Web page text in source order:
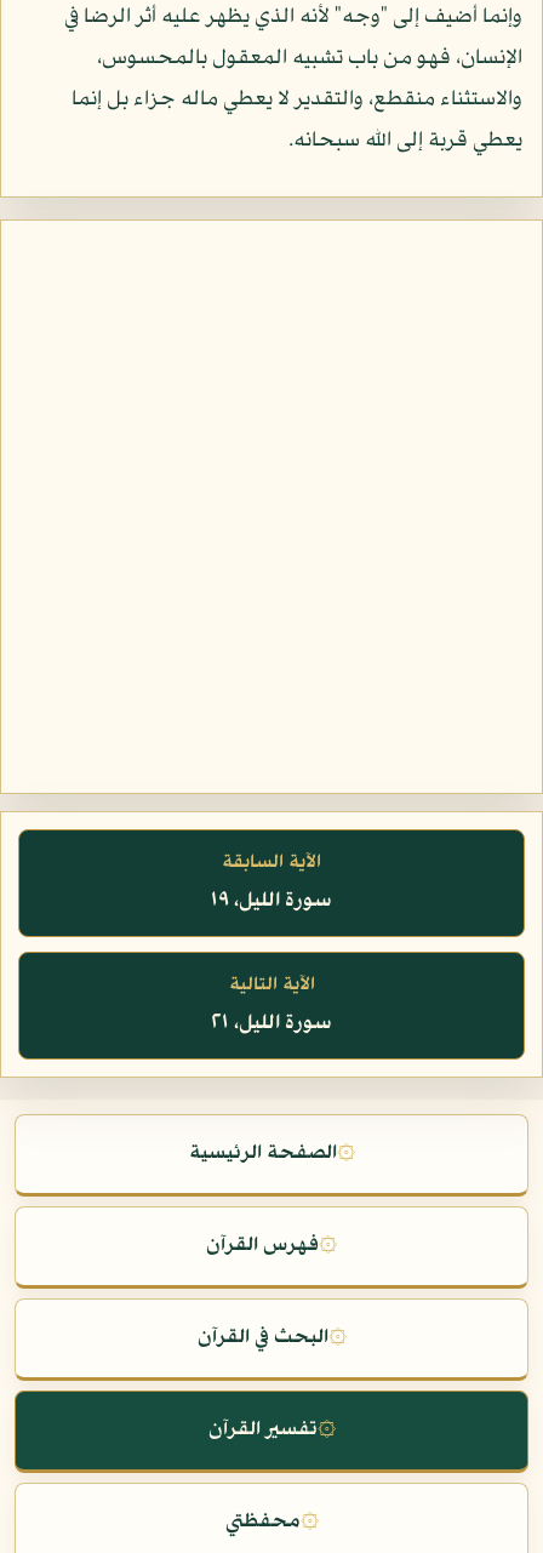
وإنما أضيف إلى "وجه" لأنه الذي يظهر عليه أثر الرضا في
الإنسان، فهو من باب تشبيه المعقول بالمحسوس،
والاستثناء منقطع، والتقدير لا يعطي ماله جزاء بل إنما
يعطي قربة إلى الله سبحانه.
الآية السابقة
سورة الليل، ١٩
الآية التالية
سورة الليل، ٢١
۞الصفحة الرئيسية
۞فهرس القرآن
۞البحث في القرآن
۞تفسير القرآن
۞محفظتي